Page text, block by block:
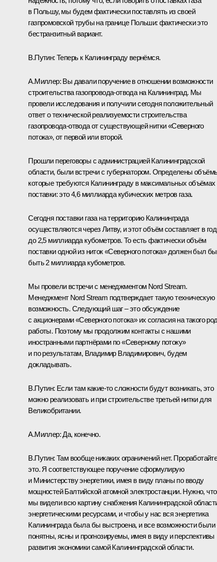
в Польшу, мы будем фактически поставлять из своей
газпромовской трубы на границе Польши: фактически это
бестранзитный вариант.
В.Путин: Теперь к Калининграду вернёмся.
А.Миллер: Вы давали поручение в отношении возможности
строительства газопровода-отвода на Калининград. Мы
провели исследования и получили сегодня положительный
ответ о технической реализуемости строительства
газопровода-отвода от существующей нитки «Северного
потока», от первой или второй.
Прошли переговоры с администрацией Калининградской
области, были встречи с губернатором. Определены
которые требуются Калининграду в максимальных объёмах
поставки: это 4,6 миллиарда кубических метров газа.
Сегодня поставки газа на территорию Калининграда
осуществляются через Литву, и этот объём составляет в год
до 2,5 миллиарда кубометров. То есть фактически объём
поставки одной из ниток «Северного потока» должен был бы
быть 2 миллиарда кубометров.
Мы провели встречи с менеджментом Nord Stream.
Менеджмент Nord Stream подтверждает такую техническую
возможность. Следующий шаг – это обсуждение
с акционерами «Северного потока» их согласия на такого
работы. Поэтому мы продолжим контакты с нашими
иностранными партнёрами по «Северному потоку»
и по результатам, Владимир Владимирович, будем
докладывать.
В.Путин: Если там какие‑то сложности будут возникать, это
можно реализовать и при строительстве третьей нитки для
Великобритании.
А.Миллер:Да, конечно.
В.Путин: Там вообще никаких ограничений нет.
это. Я соответствующее поручение сформулирую
и Министерству энергетики, имея в виду планы по вводу
мощностей Балтийской атомной электростанции. Нужно,
мы видели всю картину снабжения Калининградской
энергетическими ресурсами, и чтобы у нас вся энергетика
Калининграда была бы выстроена, и все возможности
понятны, ясны и прогнозируемы, имея в виду и перспективы
развития экономики самой Калининградской области.